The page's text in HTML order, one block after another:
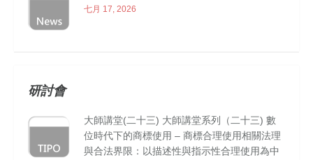
七月 17, 2026
研討會
大師講堂(二十三) 大師講堂系列（二十三) 數
位時代下的商標使用 – 商標合理使用相關法理
與合法界限：以描述性與指示性合理使用為中